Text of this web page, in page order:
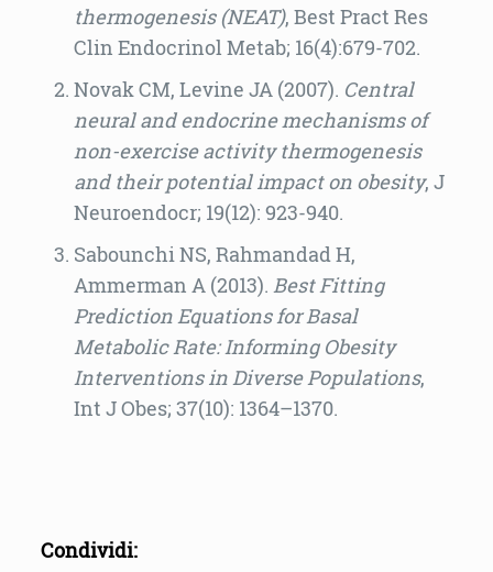
thermogenesis (NEAT), Best Pract Res
Clin Endocrinol Metab; 16(4):679-702.
Novak CM, Levine JA (2007). Central
neural and endocrine mechanisms of
non-exercise activity thermogenesis
and their potential impact on obesity, J
Neuroendocr; 19(12): 923-940.
Sabounchi NS, Rahmandad H,
Ammerman A (2013). Best Fitting
Prediction Equations for Basal
Metabolic Rate: Informing Obesity
Interventions in Diverse Populations,
Int J Obes; 37(10): 1364–1370.
Condividi: